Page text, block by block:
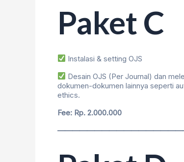
Paket C
Instalasi & setting OJS
Desain OJS (Per Journal) dan
dokumen-dokumen lainnya seperti
ethics.
Fee: Rp. 2.000.000